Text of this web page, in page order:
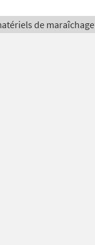
de maraîchage